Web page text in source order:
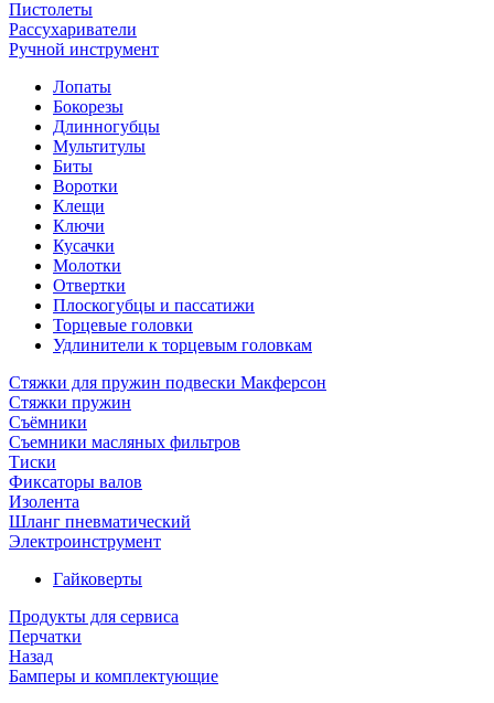
Пистолеты
Рассухариватели
Ручной инструмент
Лопаты
Бокорезы
Длинногубцы
Мультитулы
Биты
Воротки
Клещи
Ключи
Кусачки
Молотки
Отвертки
Плоскогубцы и пассатижи
Торцевые головки
Удлинители к торцевым головкам
Стяжки для пружин подвески Макферсон
Стяжки пружин
Съёмники
Съемники масляных фильтров
Тиски
Фиксаторы валов
Изолента
Шланг пневматический
Электроинструмент
Гайковерты
Продукты для сервиса
Перчатки
Назад
Бамперы и комплектующие